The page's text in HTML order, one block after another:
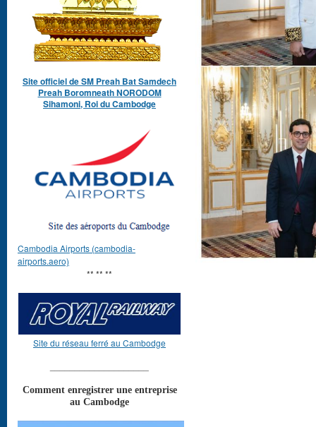
Site officiel de SM Preah Bat Samdech
Preah Boromneath NORODOM
Sihamoni, Roi du Cambodge
Cambodia Airports (cambodia-
airports.aero)
** ** **
Site du réseau ferré au Cambodge
Comment enregistrer une entreprise
au Cambodge